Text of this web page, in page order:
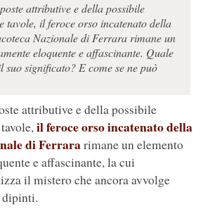
attributive e della possibile
tavole, il feroce orso incatenato della
Nazionale di Ferrara rimane un
eloquente e affascinante. Quale
suo significato? E come se ne può
attributive e della possibile
il feroce orso incatenato della
di Ferrararimane un elemento
e affascinante, la cui
il mistero che ancora avvolge
dipinti.